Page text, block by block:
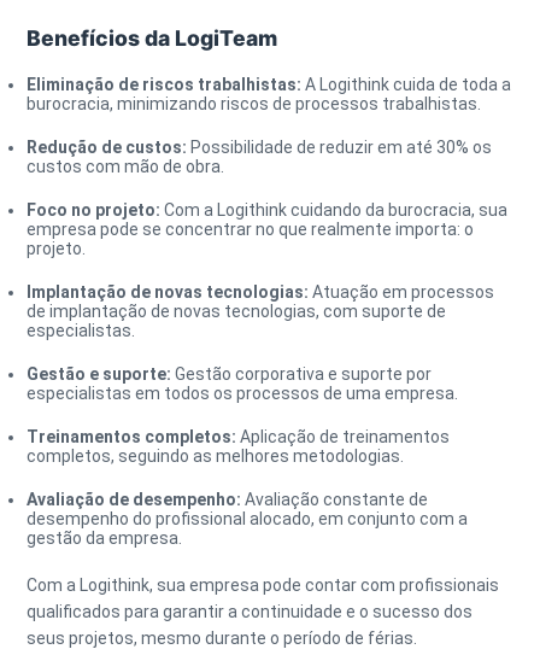
Benefícios da LogiTeam
Eliminação de riscos trabalhistas: A Logithink cuida de toda a
burocracia, minimizando riscos de processos trabalhistas.
Redução de custos: Possibilidade de reduzir em até 30% os
custos com mão de obra.
Foco no projeto: Com a Logithink cuidando da burocracia, sua
empresa pode se concentrar no que realmente importa: o
projeto.
Implantação de novas tecnologias: Atuação em processos
de implantação de novas tecnologias, com suporte de
especialistas.
Gestão e suporte: Gestão corporativa e suporte por
especialistas em todos os processos de uma empresa.
Treinamentos completos: Aplicação de treinamentos
completos, seguindo as melhores metodologias.
Avaliação de desempenho: Avaliação constante de
desempenho do profissional alocado, em conjunto com a
gestão da empresa.
Com a Logithink, sua empresa pode contar com profissionais
qualificados para garantir a continuidade e o sucesso dos
seus projetos, mesmo durante o período de férias.